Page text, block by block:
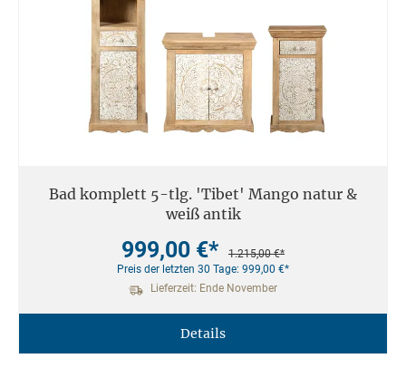
Bad komplett 5-tlg. 'Tibet' Mango natur &
weiß antik
999,00 €*
1.215,00 €*
Preis der letzten 30 Tage: 999,00 €*
Lieferzeit: Ende November
Details